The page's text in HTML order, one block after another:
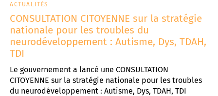
ACTUALITÉS
CONSULTATION CITOYENNE sur la stratégie
nationale pour les troubles du
neurodéveloppement : Autisme, Dys, TDAH,
TDI
Le gouvernement a lancé une CONSULTATION
CITOYENNE sur la stratégie nationale pour les troubles
du neurodéveloppement : Autisme, Dys, TDAH, TDI